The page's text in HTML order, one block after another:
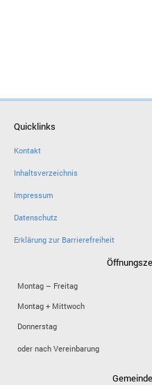
Quicklinks
Kontakt
Inhaltsverzeichnis
Impressum
Datenschutz
Erklärung zur Barrierefreiheit
Montag – Freitag
Montag + Mittwoch
Donnerstag
oder nach Vereinbarung